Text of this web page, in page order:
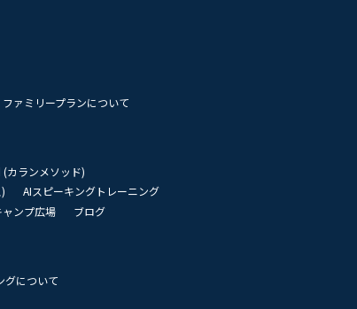
ファミリープランについて
カランメソッド)
AIスピーキングトレーニング
ャンプ広場
ブログ
グについて